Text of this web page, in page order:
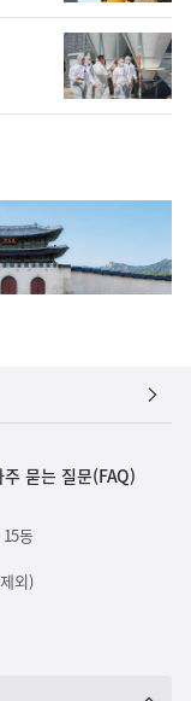
주 묻는 질문(FAQ)
동
외)